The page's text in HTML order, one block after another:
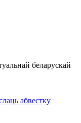
беларускай
абвестку